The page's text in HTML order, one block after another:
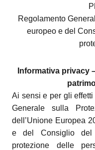
Regolamento
europeo e del
Informativa privacy
Ai sensi e per gli
Generale sulla
dell’Unione Europea
e del Consiglio
protezione delle